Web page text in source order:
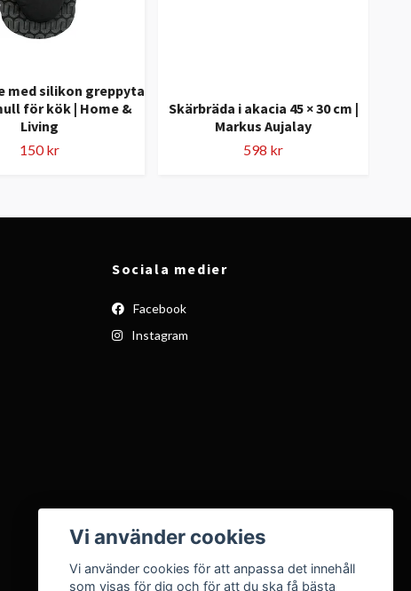
med silikon greppyta
för kök | Home &
Living
150 kr
Skärbräda i akacia 45 × 30 cm |
Markus Aujalay
598 kr
Sociala medier
Facebook
Instagram
Vi använder cookies
Vi använder cookies för att anpassa det innehåll
som visas för dig och för att du ska få bästa